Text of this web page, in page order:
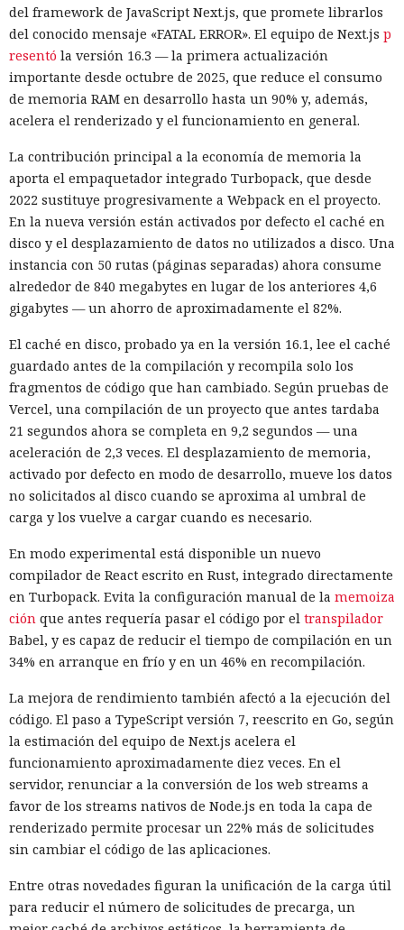
del framework de JavaScript Next.js, que promete librarlos
del conocido mensaje «FATAL ERROR». El equipo de Next.js p
resentó la versión 16.3 — la primera actualización
importante desde octubre de 2025, que reduce el consumo
de memoria RAM en desarrollo hasta un 90% y, además,
acelera el renderizado y el funcionamiento en general.
La contribución principal a la economía de memoria la
aporta el empaquetador integrado Turbopack, que desde
2022 sustituye progresivamente a Webpack en el proyecto.
En la nueva versión están activados por defecto el caché en
disco y el desplazamiento de datos no utilizados a disco. Una
instancia con 50 rutas (páginas separadas) ahora consume
alrededor de 840 megabytes en lugar de los anteriores 4,6
gigabytes — un ahorro de aproximadamente el 82%.
El caché en disco, probado ya en la versión 16.1, lee el caché
guardado antes de la compilación y recompila solo los
fragmentos de código que han cambiado. Según pruebas de
Vercel, una compilación de un proyecto que antes tardaba
21 segundos ahora se completa en 9,2 segundos — una
aceleración de 2,3 veces. El desplazamiento de memoria,
activado por defecto en modo de desarrollo, mueve los datos
no solicitados al disco cuando se aproxima al umbral de
carga y los vuelve a cargar cuando es necesario.
En modo experimental está disponible un nuevo
compilador de React escrito en Rust, integrado directamente
en Turbopack. Evita la configuración manual de la memoiza
ción que antes requería pasar el código por el transpilador
Babel, y es capaz de reducir el tiempo de compilación en un
34% en arranque en frío y en un 46% en recompilación.
La mejora de rendimiento también afectó a la ejecución del
código. El paso a TypeScript versión 7, reescrito en Go, según
la estimación del equipo de Next.js acelera el
funcionamiento aproximadamente diez veces. En el
servidor, renunciar a la conversión de los web streams a
favor de los streams nativos de Node.js en toda la capa de
renderizado permite procesar un 22% más de solicitudes
sin cambiar el código de las aplicaciones.
Entre otras novedades figuran la unificación de la carga útil
para reducir el número de solicitudes de precarga, un